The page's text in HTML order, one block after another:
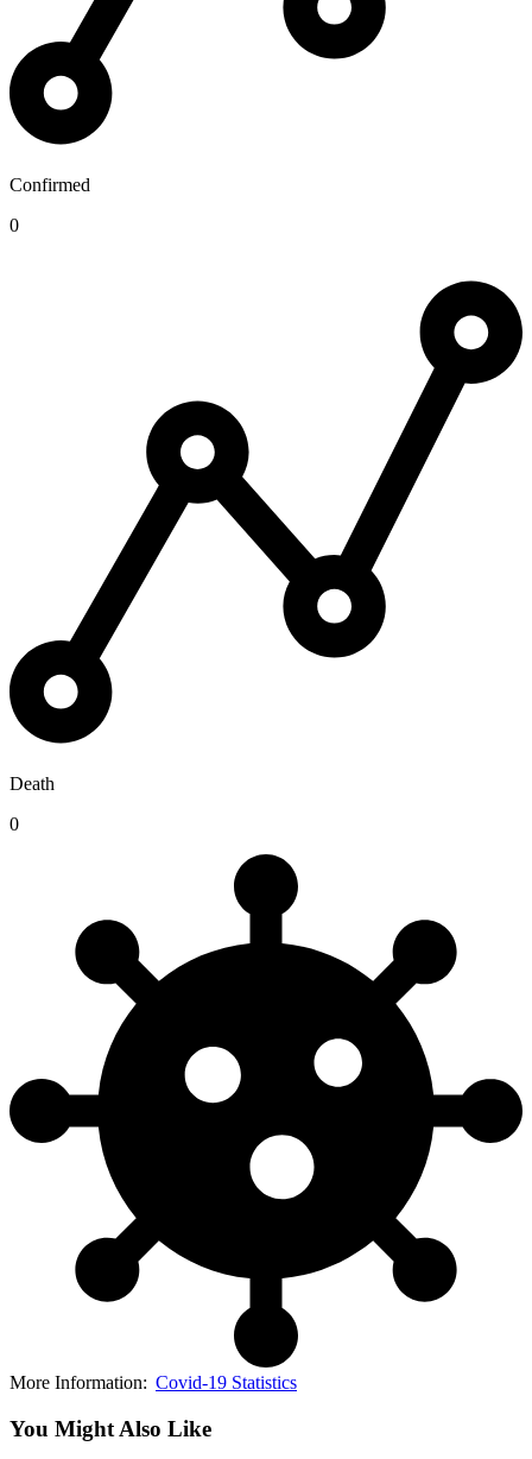
Confirmed
0
Death
0
More Information: Covid-19 Statistics
You Might Also Like